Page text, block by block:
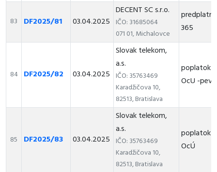
83 DF2025/81 03.04.2025
DECENT SC s.r.o.
IČO: 31685064
071 01, Michalovce
365
84 DF2025/82 03.04.2025
Slovak telekom,
a.s.
IČO: 35763469
Karadžičova 10,
82513, Bratislava
poplatok
OcU -
85 DF2025/83 03.04.2025
Slovak telekom,
a.s.
IČO: 35763469
Karadžičova 10,
82513, Bratislava
poplatok
OcÚ